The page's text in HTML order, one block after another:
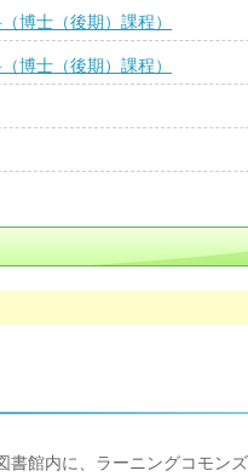
博士（後期）課程）
博士（後期）課程）
書館内に、ラーニングコモン